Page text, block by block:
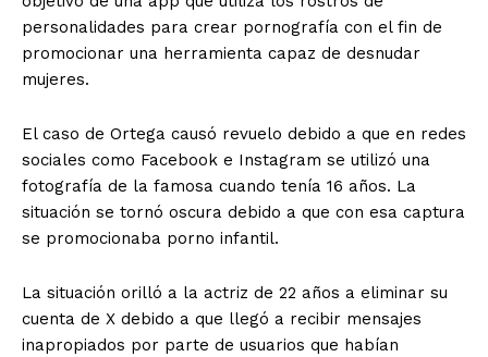
personalidades para crear pornografía con el fin de
promocionar una herramienta capaz de desnudar
mujeres.
El caso de Ortega causó revuelo debido a que en redes
sociales como Facebook e Instagram se utilizó una
fotografía de la famosa cuando tenía 16 años. La
situación se tornó oscura debido a que con esa captura
se promocionaba porno infantil.
La situación orilló a la actriz de 22 años a eliminar su
cuenta de X debido a que llegó a recibir mensajes
inapropiados por parte de usuarios que habían